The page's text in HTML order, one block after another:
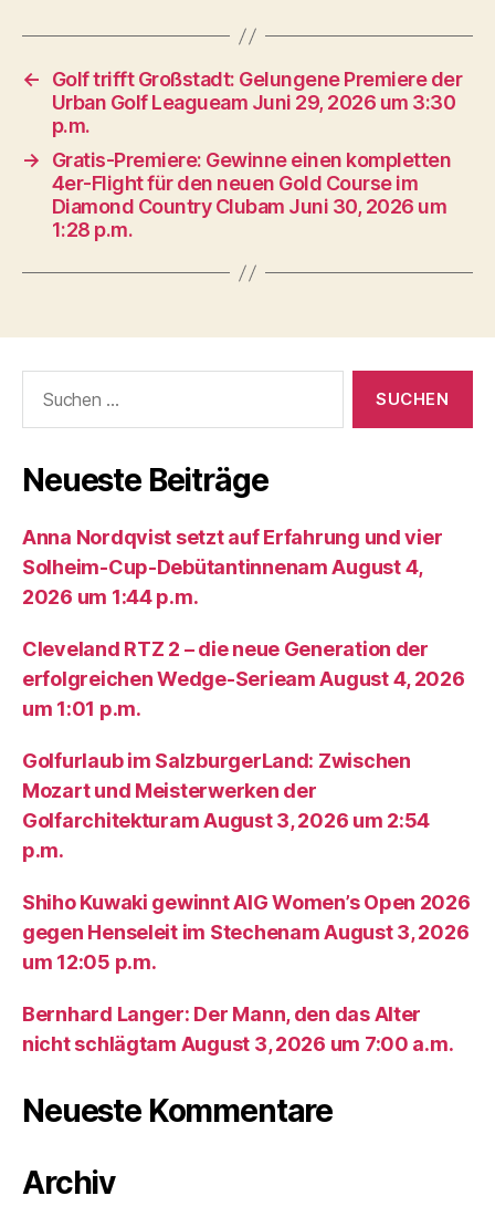
←
Golf trifft Großstadt: Gelungene Premiere der
Urban Golf Leagueam Juni 29, 2026 um 3:30
p.m.
→
Gratis-Premiere: Gewinne einen kompletten
4er-Flight für den neuen Gold Course im
Diamond Country Clubam Juni 30, 2026 um
1:28 p.m.
nach:
Neueste Beiträge
Anna Nordqvist setzt auf Erfahrung und vier
Solheim-Cup-Debütantinnenam August 4,
2026 um 1:44 p.m.
Cleveland RTZ 2 – die neue Generation der
erfolgreichen Wedge-Serieam August 4, 2026
um 1:01 p.m.
Golfurlaub im SalzburgerLand: Zwischen
Mozart und Meisterwerken der
Golfarchitekturam August 3, 2026 um 2:54
p.m.
Shiho Kuwaki gewinnt AIG Women’s Open 2026
gegen Henseleit im Stechenam August 3, 2026
um 12:05 p.m.
Bernhard Langer: Der Mann, den das Alter
nicht schlägtam August 3, 2026 um 7:00 a.m.
Neueste Kommentare
Archiv